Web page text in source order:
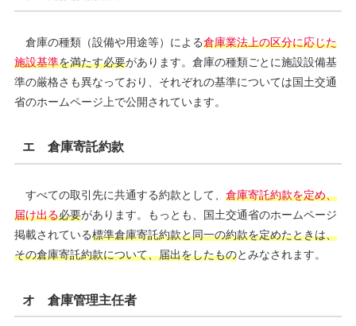
倉庫の種類（設備や用途等）による倉庫業法上の区分に応じた
施設基準を満たす必要があります。倉庫の種類ごとに施設設備基
準の厳格さも異なっており、それぞれの基準については国土交通
省のホームページ上で公開されています。
エ 倉庫寄託約款
すべての取引先に共通する約款として、倉庫寄託約款を定め、
届け出る必要があります。もっとも、国土交通省のホームページ
掲載されている標準倉庫寄託約款と同一の約款を定めたときは、
その倉庫寄託約款について、届出をしたものとみなされます。
オ 倉庫管理主任者